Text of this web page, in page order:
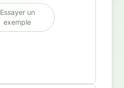
Essayer un
exemple